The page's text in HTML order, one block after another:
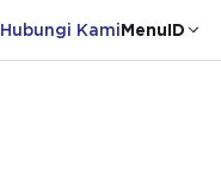
Hubungi KamiMenuID